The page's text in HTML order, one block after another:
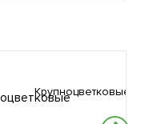
Крупноцветковые